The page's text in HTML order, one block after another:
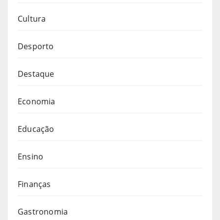
Cultura
Desporto
Destaque
Economia
Educação
Ensino
Finanças
Gastronomia